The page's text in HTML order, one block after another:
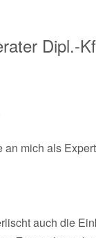
Dipl.-
mich als
auch die